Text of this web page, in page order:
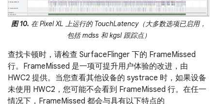
图 10. 在 Pixel XL 上运行的 TouchLatency（大多数选项已启用，
包括 mdss 和 kgsl 跟踪点）
查找卡顿时，请检查 SurfaceFlinger 下的 FrameMissed
行。FrameMissed 是一项可提升用户体验的改进，由
HWC2 提供。当您查看其他设备的 systrace 时，如果设备
未使用 HWC2，您可能不会看到 FrameMissed 行。在任一
情况下，FrameMissed 都会与具有以下特点的